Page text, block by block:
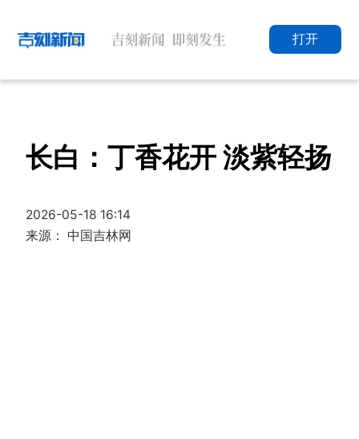
打开
长白：丁香花开 淡紫轻扬
2026-05-18 16:14
来源： 中国吉林网